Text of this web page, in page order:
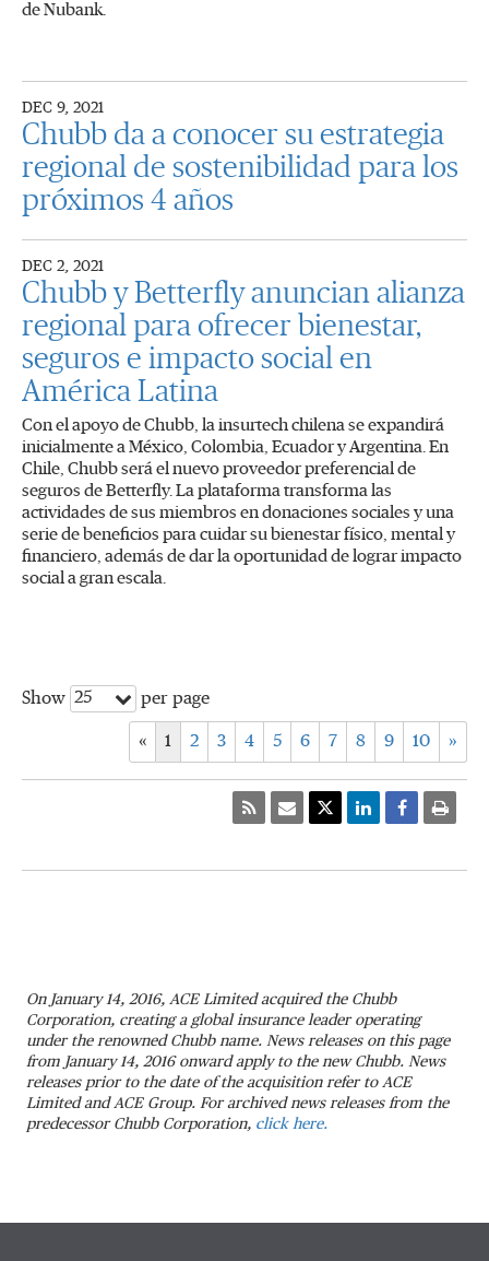
de Nubank.
DEC 9, 2021
Chubb da a conocer su estrategia
regional de sostenibilidad para los
próximos 4 años
DEC 2, 2021
Chubb y Betterfly anuncian alianza
regional para ofrecer bienestar,
seguros e impacto social en
América Latina
Con el apoyo de Chubb, la insurtech chilena se expandirá
inicialmente a México, Colombia, Ecuador y Argentina. En
Chile, Chubb será el nuevo proveedor preferencial de
seguros de Betterfly. La plataforma transforma las
actividades de sus miembros en donaciones sociales y una
serie de beneficios para cuidar su bienestar físico, mental y
financiero, además de dar la oportunidad de lograr impacto
social a gran escala.
Show 25 per page
« 1 2 3 4 5 6 7 8 9 10 »
On January 14, 2016, ACE Limited acquired the Chubb
Corporation, creating a global insurance leader operating
under the renowned Chubb name. News releases on this page
from January 14, 2016 onward apply to the new Chubb. News
releases prior to the date of the acquisition refer to ACE
Limited and ACE Group. For archived news releases from the
predecessor Chubb Corporation, click here.